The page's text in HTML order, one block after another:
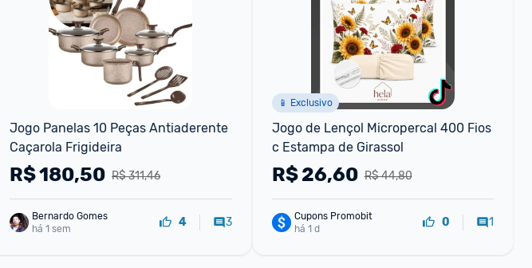
Jogo Panelas 10 Peças Antiaderente
Caçarola Frigideira
R$ 311,46
R$180,50
Bernardo Gomes
há 1 sem
4 3
📱 Exclusivo
Jogo de Lençol Micropercal 400 Fios
c Estampa de Girassol
R$ 44,80
R$26,60
Cupons Promobit
há 1 d
0 1